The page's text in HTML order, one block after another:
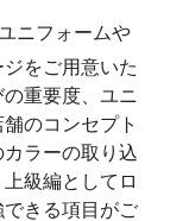
ニフォームや
をご用意いた
重要度、ユニ
のコンセプト
ラーの取り込
級編としてロ
きる項目がご